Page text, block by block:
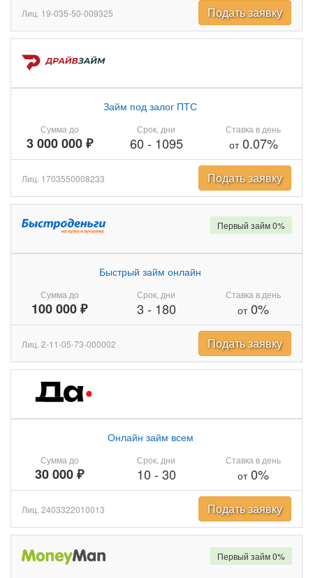
Лиц. 19-035-50-009325 Подать заявку
Сумма до
3 000 000 ₽
Займ под залог ПТС
Срок, дни
60 - 1095
Ставка в день
от0.07%
Лиц. 1703550008233 Подать заявку
Сумма до
100 000 ₽
Быстрый займ онлайн
Срок, дни
3 - 180
Ставка в день
от0%
Первый займ 0%
Лиц. 2-11-05-73-000002 Подать заявку
Сумма до
30 000 ₽
Онлайн займ всем
Срок, дни
10 - 30
Ставка в день
от0%
Лиц. 2403322010013 Подать заявку
Первый займ 0%